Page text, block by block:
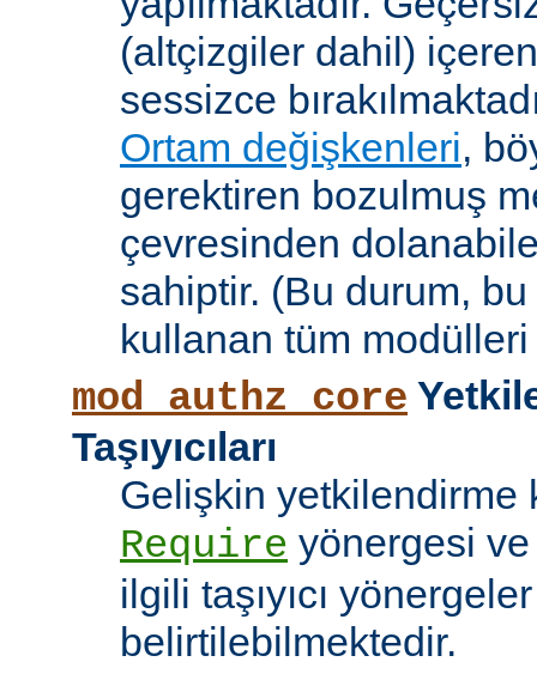
(altçizgiler dahil)
sessizce
Ortam değişkenleri,
gerektiren bozulmuş
çevresinden
sahiptir. (Bu durum,
kullanan tüm
mod_authz_core
Taşıyıcıları
Gelişkin yetkilendirme
Require yönergesi
ilgili taşıyıcı
belirtilebilmektedir.